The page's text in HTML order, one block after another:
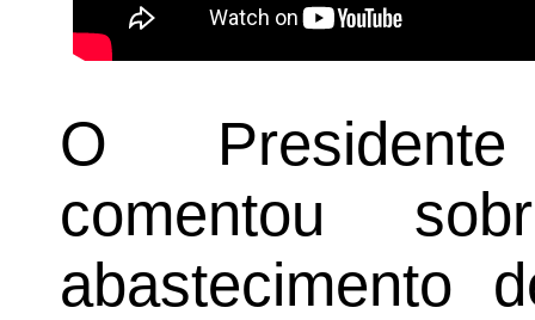
O
comentou
abastecimento